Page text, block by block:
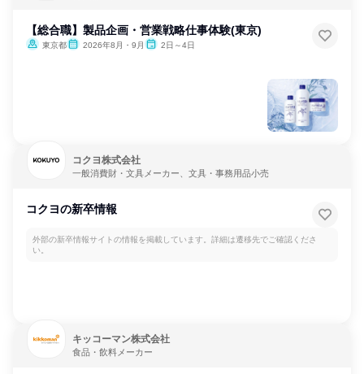
【総合職】製品企画・営業戦略仕事体験(東京)
東京都 2026年8月・9月 2日～4日
コクヨ株式会社
一般消費財・文具メーカー、文具・事務用品小売
コクヨの新卒情報
外部の新卒情報サイトの情報を掲載しています。詳細は遷移先でご確認くださ
い。
キッコーマン株式会社
食品・飲料メーカー